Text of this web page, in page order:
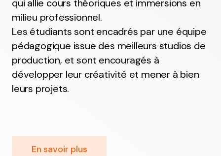
Motion design/Vidéo
maîtriser les techniques d’animation graphique.
qui allie cours théoriques et immersions en
milieu professionnel.
Les étudiants sont encadrés par une équipe
pédagogique issue des meilleurs studios de
production, et sont encouragés à
développer leur créativité et mener à bien
leurs projets.
En savoir plus